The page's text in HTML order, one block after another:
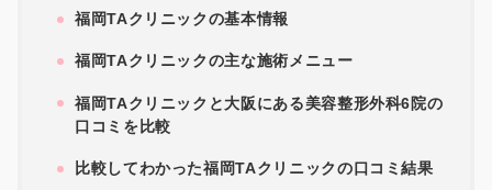
福岡TAクリニックの基本情報
福岡TAクリニックの主な施術メニュー
福岡TAクリニックと大阪にある美容整形外科6院の
口コミを比較
比較してわかった福岡TAクリニックの口コミ結果